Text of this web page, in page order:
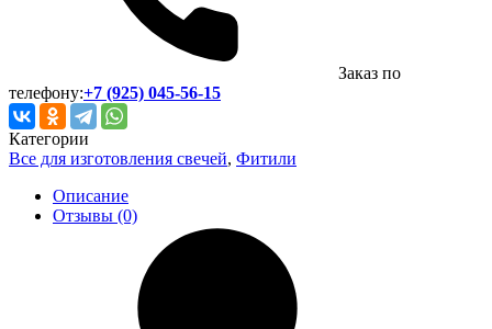
Заказ по
телефону:+7 (925) 045-56-15
Категории
Все для изготовления свечей, Фитили
Описание
Отзывы (0)